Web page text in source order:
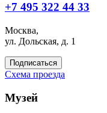
+7 495 322 44 33
Москва,
ул. Дольская, д. 1
Подписаться
Схема проезда
Музей